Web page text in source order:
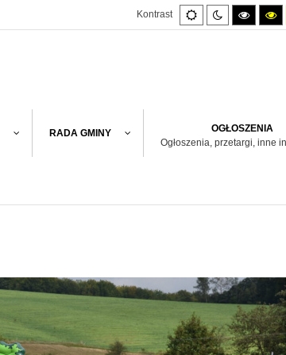
Kontrast
Default
mode
Night
mode
High
RADA GMINY
OGŁOSZENIA
Ogłoszenia, przetargi, inne